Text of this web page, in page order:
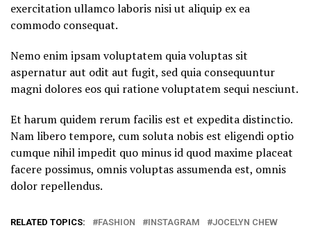
exercitation ullamco laboris nisi ut aliquip ex ea
commodo consequat.
Nemo enim ipsam voluptatem quia voluptas sit
aspernatur aut odit aut fugit, sed quia consequuntur
magni dolores eos qui ratione voluptatem sequi nesciunt.
Et harum quidem rerum facilis est et expedita distinctio.
Nam libero tempore, cum soluta nobis est eligendi optio
cumque nihil impedit quo minus id quod maxime placeat
facere possimus, omnis voluptas assumenda est, omnis
dolor repellendus.
RELATED TOPICS: FASHION INSTAGRAM
JOCELYN CHEW